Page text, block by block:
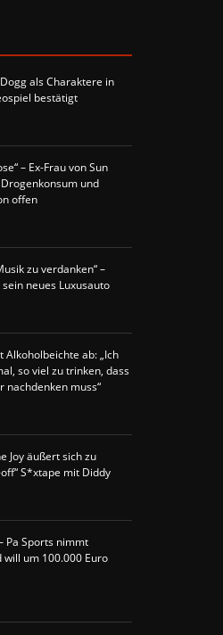
als Charaktere in
bestätigt
– Ex-Frau von Sun
und
offen
zu verdanken“ –
neues Luxusauto
Alkoholbeichte ab: „Ich
so viel zu trinken, dass
nachdenken muss“
Joy äußert sich zu
S*xtape mit Diddy
Pa Sports nimmt
will um 100.000 Euro